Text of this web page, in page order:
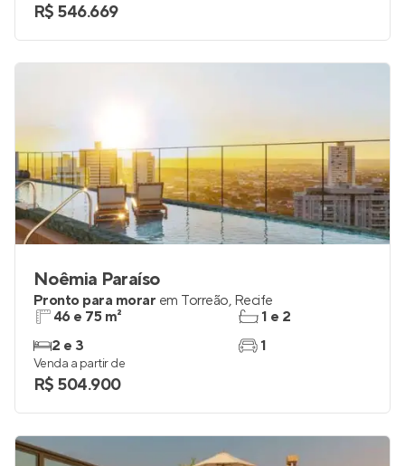
R$ 546.669
Noêmia Paraíso
Pronto para morar em Torreão, Recife
46 e 75 m²
2 e 3
1 e 2
1
Venda a partir de
R$ 504.900